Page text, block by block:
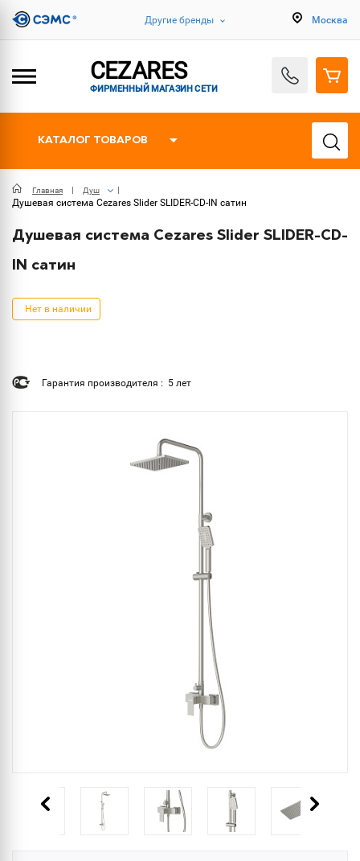
Другие бренды Москва
CEZARES
ФИРМЕННЫЙ МАГАЗИН СЕТИ
КАТАЛОГ ТОВАРОВ
Главная Душ
Душевая система Cezares Slider SLIDER-CD-IN сатин
Душевая система Cezares Slider SLIDER-CD-
IN сатин
Нет в наличии
Гарантия производителя : 5 лет